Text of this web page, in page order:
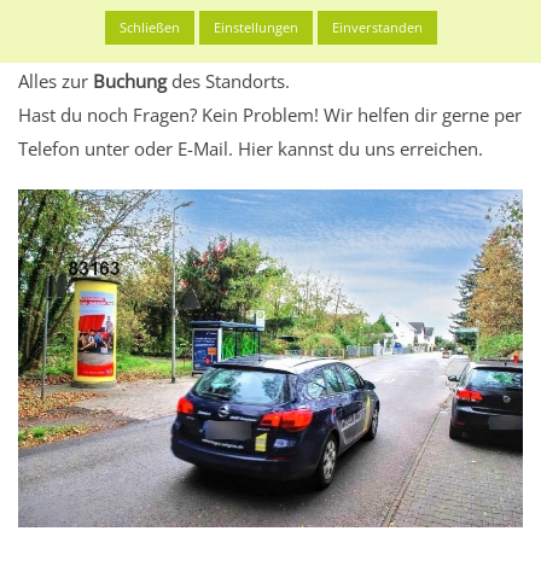
Werbeinhalten informieren.
Alles klar? Dann findest du direkt im unteren Teil dieser Seite
Alles zur Buchungdes Standorts.
Hast du noch Fragen? Kein Problem! Wir helfen dir gerne per
Telefon unter oder E-Mail. Hier kannst du uns erreichen.
Schließen Einstellungen Einverstanden